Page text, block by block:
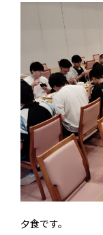
夕食です。